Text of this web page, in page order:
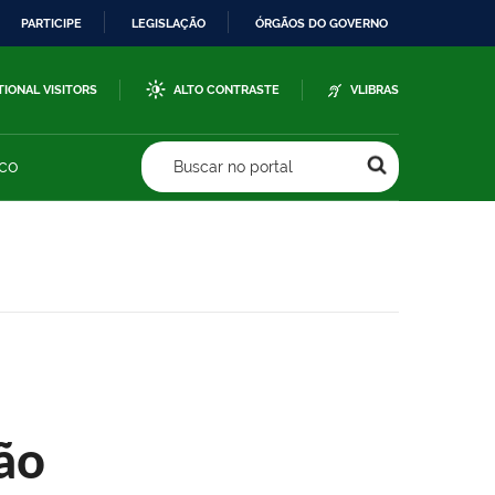
PARTICIPE LEGISLAÇÃO ÓRGÃOS DO GOVERNO
VISITORS ALTO CONTRASTE VLIBRAS
Buscar no portal